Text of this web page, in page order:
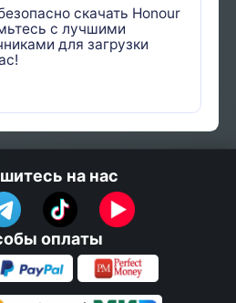
скачать Honour
с лучшими
для загрузки
на нас
оплаты